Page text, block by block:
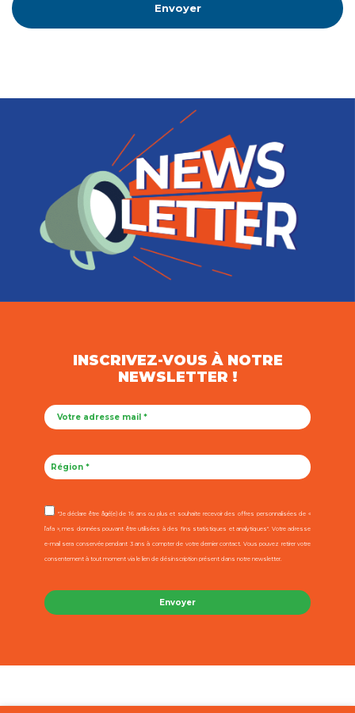
INSCRIVEZ-VOUS À NOTRE
NEWSLETTER !
"Je déclare être âgé(e) de 16 ans ou plus et souhaite recevoir des offres personnalisées de «
l’afa », mes données pouvant être utilisées à des fins statistiques et analytiques". Votre adresse
e-mail sera conservée pendant 3 ans à compter de votre dernier contact. Vous pouvez retirer votre
consentement à tout moment via le lien de désinscription présent dans notre newsletter.